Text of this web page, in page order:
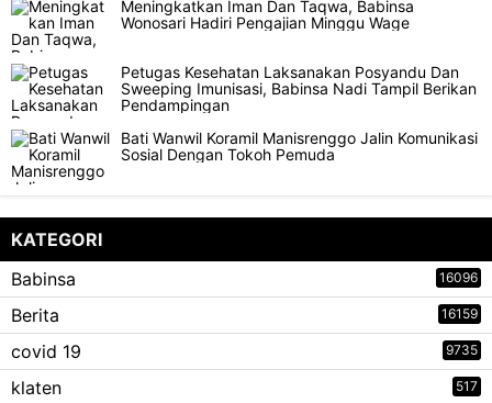
Meningkatkan Iman Dan Taqwa, Babinsa
Wonosari Hadiri Pengajian Minggu Wage
Petugas Kesehatan Laksanakan Posyandu Dan
Sweeping Imunisasi, Babinsa Nadi Tampil Berikan
Pendampingan
Bati Wanwil Koramil Manisrenggo Jalin Komunikasi
Sosial Dengan Tokoh Pemuda
KATEGORI
Babinsa
16096
Berita 16159
covid 19 9735
klaten 517